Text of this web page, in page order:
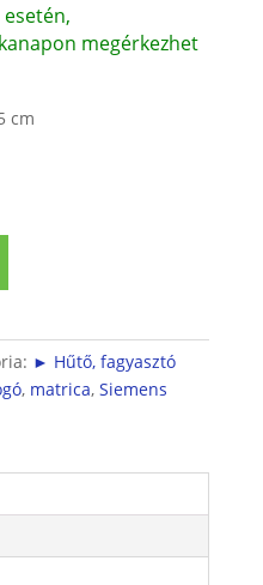
megérkezhet
cm
► Hűtő, fagyasztó
, matrica, Siemens